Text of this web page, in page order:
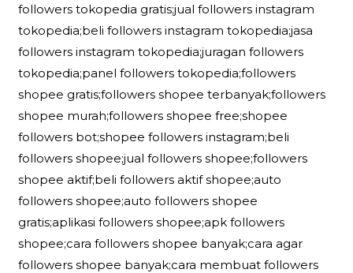
followers tokopedia gratis;jual followers instagram
tokopedia;beli followers instagram tokopedia;jasa
followers instagram tokopedia;juragan followers
tokopedia;panel followers tokopedia;followers
shopee gratis;followers shopee terbanyak;followers
shopee murah;followers shopee free;shopee
followers bot;shopee followers instagram;beli
followers shopee;jual followers shopee;followers
shopee aktif;beli followers aktif shopee;auto
followers shopee;auto followers shopee
gratis;aplikasi followers shopee;apk followers
shopee;cara followers shopee banyak;cara agar
followers shopee banyak;cara membuat followers